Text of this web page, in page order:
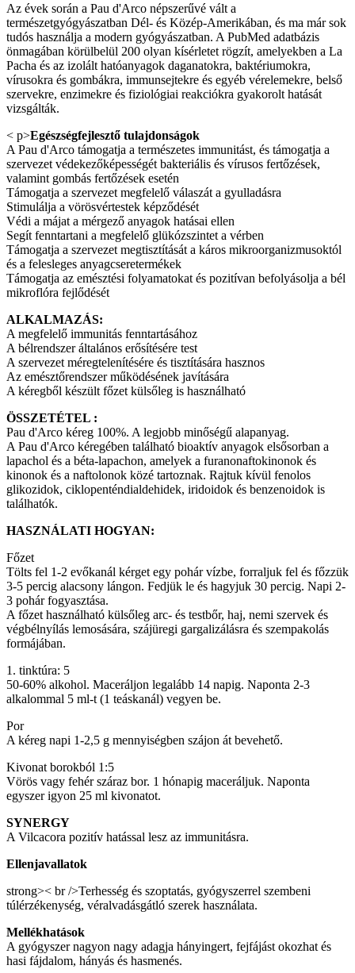
Az évek során a Pau d'Arco népszerűvé vált a
természetgyógyászatban Dél- és Közép-Amerikában, és ma már sok
tudós használja a modern gyógyászatban. A PubMed adatbázis
önmagában körülbelül 200 olyan kísérletet rögzít, amelyekben a La
Pacha és az izolált hatóanyagok daganatokra, baktériumokra,
vírusokra és gombákra, immunsejtekre és egyéb vérelemekre, belső
szervekre, enzimekre és fiziológiai reakciókra gyakorolt hatását
vizsgálták.
< p>Egészségfejlesztő tulajdonságok
A Pau d'Arco támogatja a természetes immunitást, és támogatja a
szervezet védekezőképességét bakteriális és vírusos fertőzések,
valamint gombás fertőzések esetén
Támogatja a szervezet megfelelő válaszát a gyulladásra
Stimulálja a vörösvértestek képződését
Védi a májat a mérgező anyagok hatásai ellen
Segít fenntartani a megfelelő glükózszintet a vérben
Támogatja a szervezet megtisztítását a káros mikroorganizmusoktól
és a felesleges anyagcseretermékek
Támogatja az emésztési folyamatokat és pozitívan befolyásolja a bél
mikroflóra fejlődését
ALKALMAZÁS:
A megfelelő immunitás fenntartásához
A bélrendszer általános erősítésére test
A szervezet méregtelenítésére és tisztítására hasznos
Az emésztőrendszer működésének javítására
A kéregből készült főzet külsőleg is használható
ÖSSZETÉTEL :
Pau d'Arco kéreg 100%. A legjobb minőségű alapanyag.
A Pau d'Arco kéregében található bioaktív anyagok elsősorban a
lapachol és a béta-lapachon, amelyek a furanonaftokinonok és
kinonok és a naftolonok közé tartoznak. Rajtuk kívül fenolos
glikozidok, ciklopenténdialdehidek, iridoidok és benzenoidok is
találhatók.
HASZNÁLATI HOGYAN:
Főzet
Tölts fel 1-2 evőkanál kérget egy pohár vízbe, forraljuk fel és főzzük
3-5 percig alacsony lángon. Fedjük le és hagyjuk 30 percig. Napi 2-
3 pohár fogyasztása.
A főzet használható külsőleg arc- és testbőr, haj, nemi szervek és
végbélnyílás lemosására, szájüregi gargalizálásra és szempakolás
formájában.
1. tinktúra: 5
50-60% alkohol. Maceráljon legalább 14 napig. Naponta 2-3
alkalommal 5 ml-t (1 teáskanál) vegyen be.
Por
A kéreg napi 1-2,5 g mennyiségben szájon át bevehető.
Kivonat borokból 1:5
Vörös vagy fehér száraz bor. 1 hónapig maceráljuk. Naponta
egyszer igyon 25 ml kivonatot.
SYNERGY
A Vilcacora pozitív hatással lesz az immunitásra.
Ellenjavallatok
strong>< br />Terhesség és szoptatás, gyógyszerrel szembeni
túlérzékenység, véralvadásgátló szerek használata.
Mellékhatások
A gyógyszer nagyon nagy adagja hányingert, fejfájást okozhat és
hasi fájdalom, hányás és hasmenés.